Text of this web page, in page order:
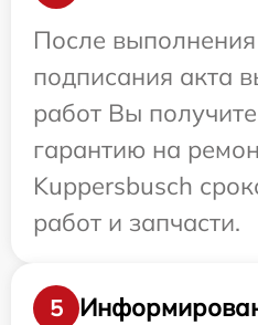
После
подписания акта
работ Вы
гарантию на
Kuppersbusch
работ и запчасти.
5